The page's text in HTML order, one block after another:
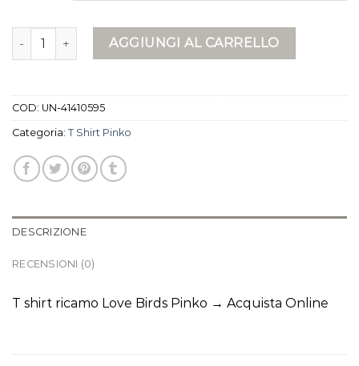
t shirt pinko quantitàAGGIUNGI AL CARRELLO
COD: UN-41410595
Categoria: T Shirt Pinko
DESCRIZIONE
RECENSIONI (0)
T shirt ricamo Love Birds Pinko → Acquista Online